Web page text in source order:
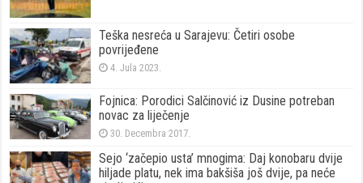
Teška nesreća u Sarajevu: Četiri osobe
povrijeđene
4. Jula 2023.
Fojnica: Porodici Salčinović iz Dusine potreban
novac za liječenje
30. Decembra 2017.
Sejo ‘začepio usta’ mnogima: Daj konobaru dvije
hiljade platu, nek ima bakšiša još dvije, pa neće